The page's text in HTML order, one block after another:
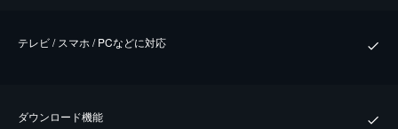
テレビ / スマホ / PCなどに対応
ダウンロード機能